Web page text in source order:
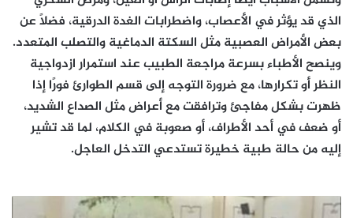
الذي قد يؤثر في الأعصاب، واضطرابات الغدة الدرقية، فضلًا عن
بعض الأمراض العصبية مثل السكتة الدماغية والتصلب المتعدد.
وينصح الأطباء بسرعة مراجعة الطبيب عند استمرار ازدواجية
النظر أو تكرارها، مع ضرورة التوجه إلى قسم الطوارئ فورًا إذا
ظهرت بشكل مفاجئ وترافقت مع أعراض مثل الصداع الشديد،
أو ضعف في أحد الأطراف، أو صعوبة في الكلام، لما قد تشير
إليه من حالة طبية خطيرة تستدعي التدخل العاجل.
المجالس